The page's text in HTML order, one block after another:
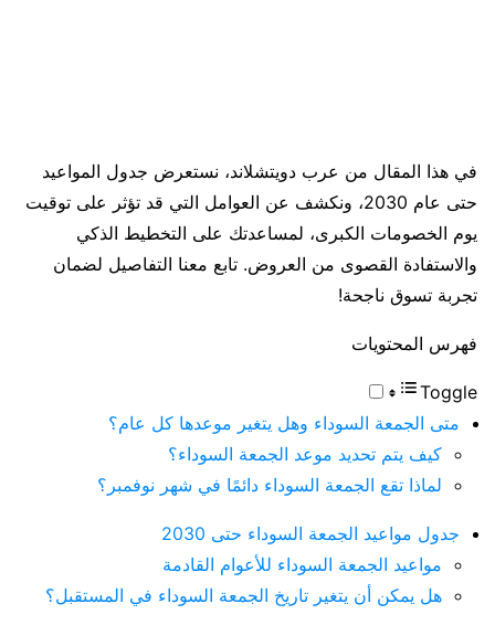
في هذا المقال من عرب دويتشلاند، نستعرض جدول المواعيد
حتى عام 2030، ونكشف عن العوامل التي قد تؤثر على توقيت
يوم الخصومات الكبرى، لمساعدتك على التخطيط الذكي
والاستفادة القصوى من العروض. تابع معنا التفاصيل لضمان
تجربة تسوق ناجحة!
فهرس المحتويات
Toggle
متى الجمعة السوداء وهل يتغير موعدها كل عام؟
كيف يتم تحديد موعد الجمعة السوداء؟
لماذا تقع الجمعة السوداء دائمًا في شهر نوفمبر؟
جدول مواعيد الجمعة السوداء حتى 2030
مواعيد الجمعة السوداء للأعوام القادمة
هل يمكن أن يتغير تاريخ الجمعة السوداء في المستقبل؟